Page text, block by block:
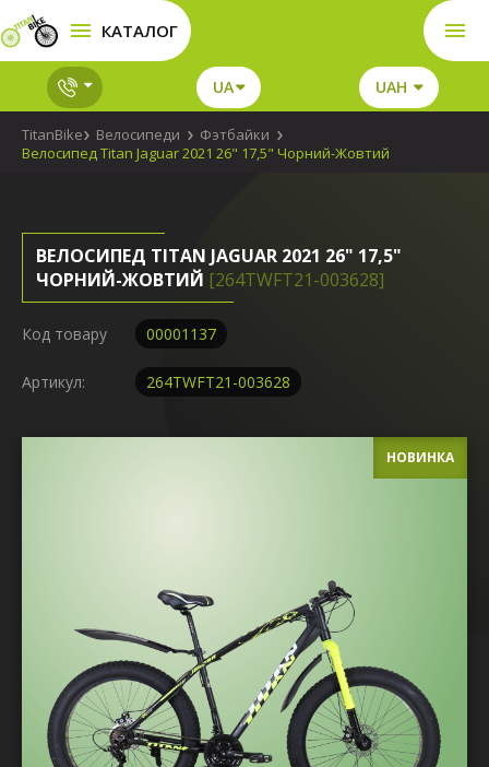
КАТАЛОГ
UA UAH
TitanBike Велосипеди
Фэтбайки
Велосипед Titan Jaguar 2021 26" 17,5" Чорний-Жовтий
ВЕЛОСИПЕД TITAN JAGUAR 2021 26" 17,5"
ЧОРНИЙ-ЖОВТИЙ [264TWFT21-003628]
Код товару 00001137
Артикул: 264TWFT21-003628
НОВИНКА